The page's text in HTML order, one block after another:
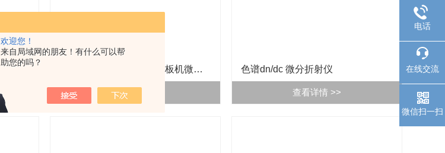
欢迎您！
来自局域网的朋友！有什么可以帮
助您的吗？
Azenta全自动独立单孔封板机微孔板热封仪
查看详情 >>
色谱dn/dc 微分折射仪
查看详情 >>
电话
在线交流
微信扫一扫